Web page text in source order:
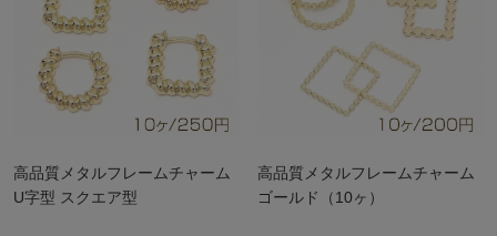
高品質メタルフレームチャーム
U字型 スクエア型
高品質メタルフレームチャーム
ゴールド（10ヶ）